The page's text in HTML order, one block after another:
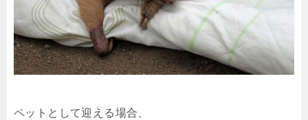
ペットとして迎える場合、